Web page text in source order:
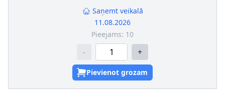
Saņemt veikalā
11.08.2026
Pieejams: 10
- +
Pievienot grozam